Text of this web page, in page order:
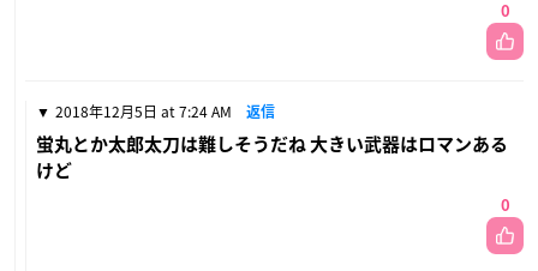
0
2018年12月5日 at 7:24 AM 返信
蛍丸とか太郎太刀は難しそうだね 大きい武器はロマンある
けど
0